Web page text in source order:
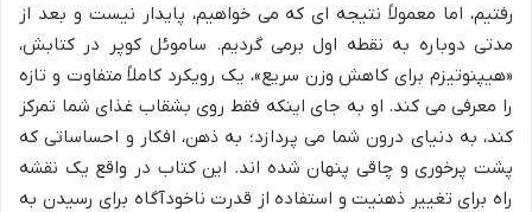
رفتیم، اما معمولاً نتیجه ای که می خواهیم، پایدار نیست و بعد از
مدتی دوباره به نقطه اول برمی گردیم. ساموئل کوپر در کتابش،
«هیپنوتیزم برای کاهش وزن سریع»، یک رویکرد کاملاً متفاوت و تازه
را معرفی می کند. او به جای اینکه فقط روی بشقاب غذای شما تمرکز
کند، به دنیای درون شما می پردازد؛ به ذهن، افکار و احساساتی که
پشت پرخوری و چاقی پنهان شده اند. این کتاب در واقع یک نقشه
راه برای تغییر ذهنیت و استفاده از قدرت ناخودآگاه برای رسیدن به